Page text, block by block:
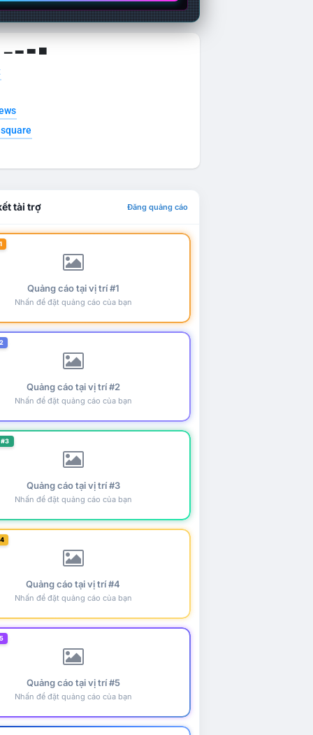
▁ ▂ ▃ ▄
tài trợ Đăng quảng cáo
Quảng cáo tại vị trí #1
Nhấn để đặt quảng cáo của bạn
Quảng cáo tại vị trí #2
Nhấn để đặt quảng cáo của bạn
Quảng cáo tại vị trí #3
Nhấn để đặt quảng cáo của bạn
Quảng cáo tại vị trí #4
Nhấn để đặt quảng cáo của bạn
Quảng cáo tại vị trí #5
Nhấn để đặt quảng cáo của bạn